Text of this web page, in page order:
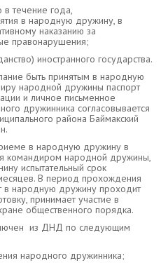
течение года,
в народную дружину, в
наказанию за
правонарушения;
иностранного государства.
быть принятым в народную
народной дружины паспорт
и личное письменное
дружинника согласовывается
района Баймакский
в народную дружину в
командиром народной дружины,
испытательный срок
В период прохождения
в народную дружину проходит
принимает участие в
общественного порядка.
из ДНД по следующим
народного дружинника;